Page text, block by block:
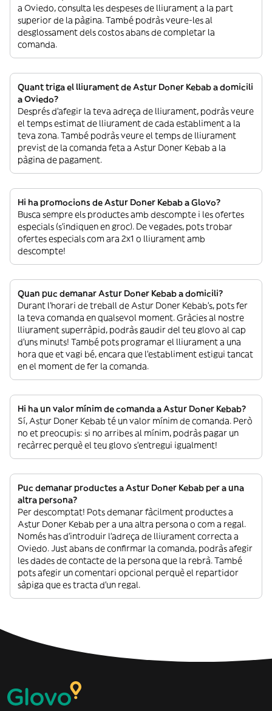
a Oviedo, consulta les despeses de lliurament a la part
superior de la pàgina. També podràs veure-les al
desglossament dels costos abans de completar la
comanda.
Quant triga el lliurament de Astur Doner Kebab a domicili
a Oviedo?
Després d’afegir la teva adreça de lliurament, podràs veure
el temps estimat de lliurament de cada establiment a la
teva zona. També podràs veure el temps de lliurament
previst de la comanda feta a Astur Doner Kebab a la
pàgina de pagament.
Hi ha promocions de Astur Doner Kebab a Glovo?
Busca sempre els productes amb descompte i les ofertes
especials (s’indiquen en groc). De vegades, pots trobar
ofertes especials com ara 2x1 o lliurament amb
descompte!
Quan puc demanar Astur Doner Kebab a domicili?
Durant l’horari de treball de Astur Doner Kebab’s, pots fer
la teva comanda en qualsevol moment. Gràcies al nostre
lliurament superràpid, podràs gaudir del teu glovo al cap
d’uns minuts! També pots programar el lliurament a una
hora que et vagi bé, encara que l’establiment estigui tancat
en el moment de fer la comanda.
Hi ha un valor mínim de comanda a Astur Doner Kebab?
Sí, Astur Doner Kebab té un valor mínim de comanda. Però
no et preocupis: si no arribes al mínim, podràs pagar un
recàrrec perquè el teu glovo s’entregui igualment!
Puc demanar productes a Astur Doner Kebab per a una
altra persona?
Per descomptat! Pots demanar fàcilment productes a
Astur Doner Kebab per a una altra persona o com a regal.
Només has d’introduir l’adreça de lliurament correcta a
Oviedo. Just abans de confirmar la comanda, podràs afegir
les dades de contacte de la persona que la rebrà. També
pots afegir un comentari opcional perquè el repartidor
sàpiga que es tracta d’un regal.